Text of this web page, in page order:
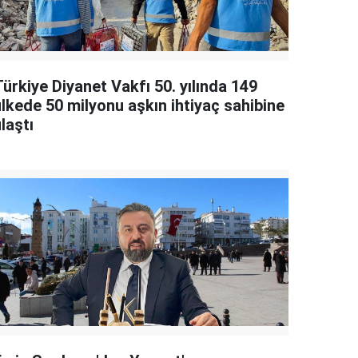
Diyanet Vakfı 50. yılında 149
50 milyonu aşkın ihtiyaç sahibine